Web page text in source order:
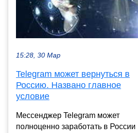
15:28, 30 Мар
Telegram может вернуться в
Россию. Названо главное
условие
Мессенджер Telegram может
полноценно заработать в России